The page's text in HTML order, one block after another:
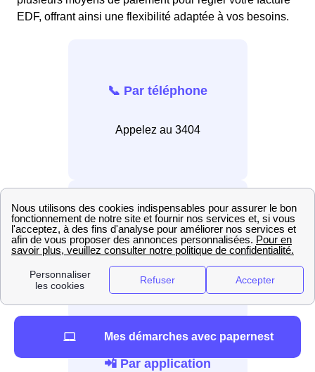
EDF, offrant ainsi une flexibilité adaptée à vos besoins.
📞 Par téléphone
Appelez au 3404
💻 En ligne
internet EDF.
📲 Par application
Mes démarches avec papernest